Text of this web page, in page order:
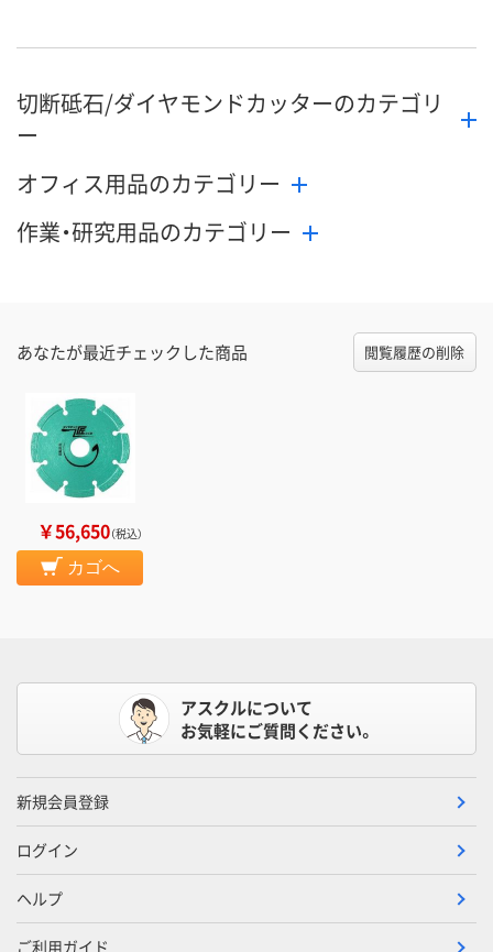
お届け日 8月27日（木）まで 8月27日（木）まで 8月27日（木）
数量 数量 数量
切断砥石/ダイヤモンドカッターのカテゴリ
ー
オフィス用品のカテゴリー
作業・研究用品のカテゴリー
あなたが最近チェックした商品 閲覧履歴の削除
￥56,650（税込）
カゴへ
アスクルについて
お気軽にご質問ください。
新規会員登録
ログイン
ヘルプ
ご利用ガイド